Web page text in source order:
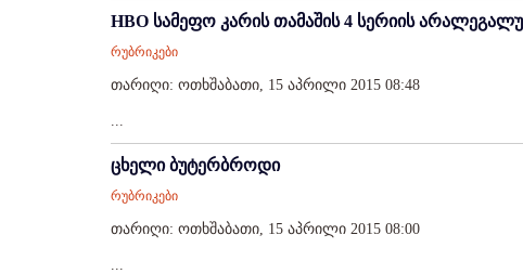
HBO სამეფო კარის თამაშის 4 სერიის
რუბრიკები
თარიღი: ოთხშაბათი, 15 აპრილი 2015 08:48
...
ცხელი ბუტერბროდი
რუბრიკები
თარიღი: ოთხშაბათი, 15 აპრილი 2015 08:00
...